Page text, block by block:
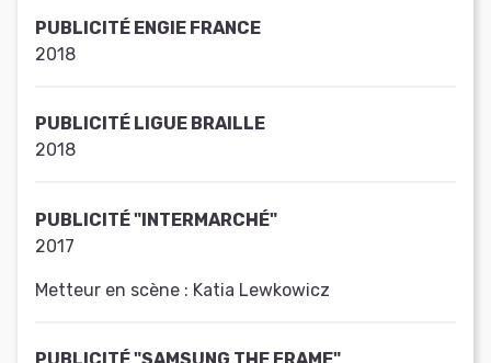
PUBLICITÉ ENGIE FRANCE
2018
PUBLICITÉ LIGUE BRAILLE
2018
PUBLICITÉ "INTERMARCHÉ"
2017
Metteur en scène : Katia Lewkowicz